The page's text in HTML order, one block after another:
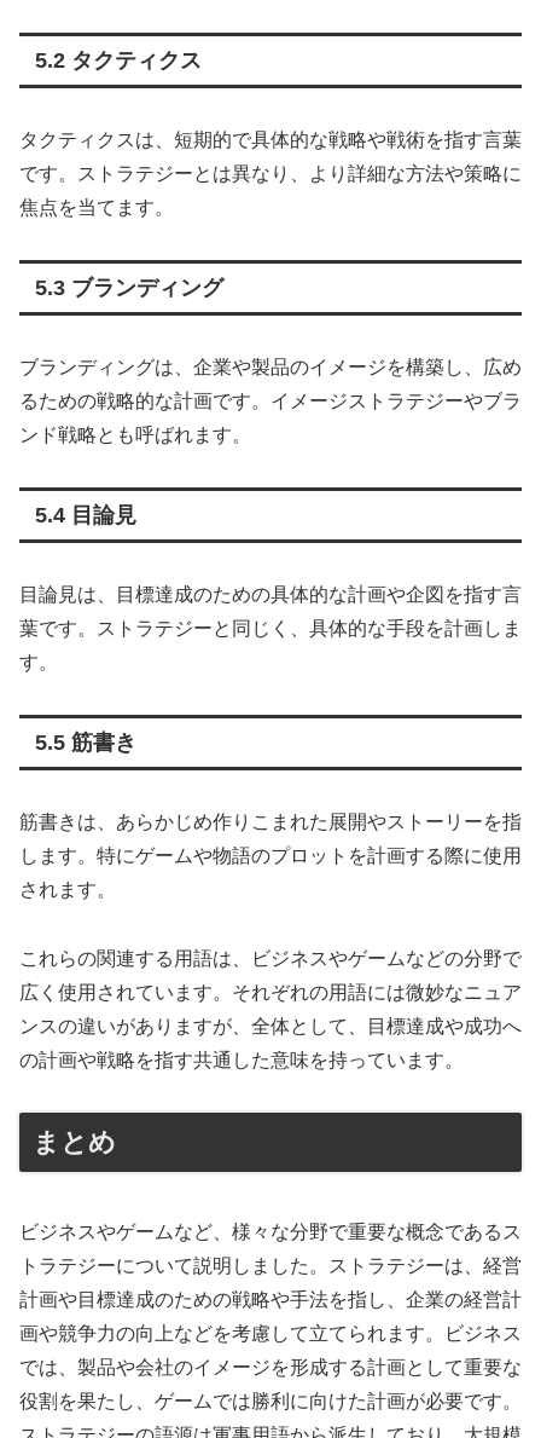
5.2 タクティクス
タクティクスは、短期的で具体的な戦略や戦術を指す言葉
です。ストラテジーとは異なり、より詳細な方法や策略に
焦点を当てます。
5.3 ブランディング
ブランディングは、企業や製品のイメージを構築し、広め
るための戦略的な計画です。イメージストラテジーやブラ
ンド戦略とも呼ばれます。
5.4 目論見
目論見は、目標達成のための具体的な計画や企図を指す言
葉です。ストラテジーと同じく、具体的な手段を計画しま
す。
5.5 筋書き
筋書きは、あらかじめ作りこまれた展開やストーリーを指
します。特にゲームや物語のプロットを計画する際に使用
されます。
これらの関連する用語は、ビジネスやゲームなどの分野で
広く使用されています。それぞれの用語には微妙なニュア
ンスの違いがありますが、全体として、目標達成や成功へ
の計画や戦略を指す共通した意味を持っています。
まとめ
ビジネスやゲームなど、様々な分野で重要な概念であるス
トラテジーについて説明しました。ストラテジーは、経営
計画や目標達成のための戦略や手法を指し、企業の経営計
画や競争力の向上などを考慮して立てられます。ビジネス
では、製品や会社のイメージを形成する計画として重要な
役割を果たし、ゲームでは勝利に向けた計画が必要です。